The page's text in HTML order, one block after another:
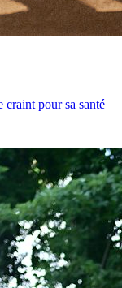
craint pour sa santé